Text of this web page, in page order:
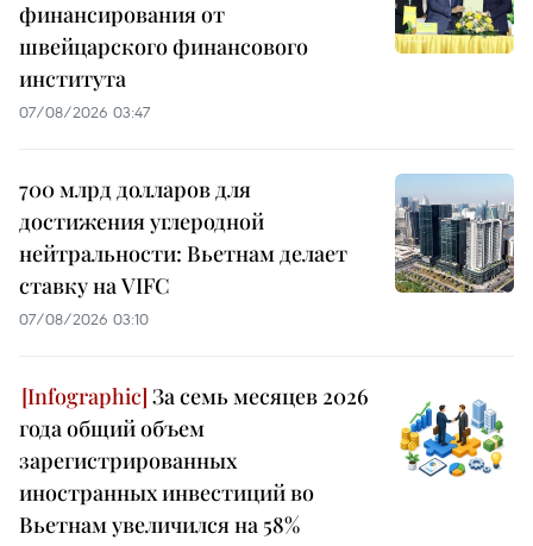
финансирования от
швейцарского финансового
института
07/08/2026 03:47
700 млрд долларов для
достижения углеродной
нейтральности: Вьетнам делает
ставку на VIFC
07/08/2026 03:10
За семь месяцев 2026
года общий объем
зарегистрированных
иностранных инвестиций во
Вьетнам увеличился на 58%